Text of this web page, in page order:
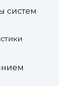
систем